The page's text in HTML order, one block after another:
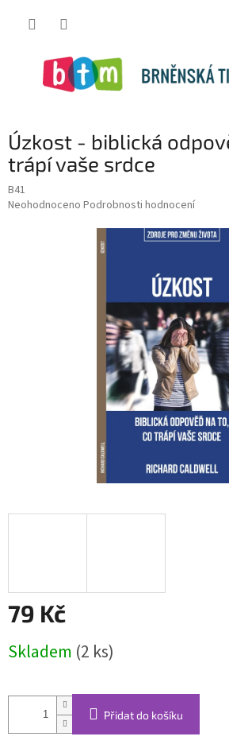
Úzkost - biblická
trápí vaše srdce
B41
Průměrné
Neohodnoceno Podrobnosti hodnocení
79 Kč
cena:
Skladem (2 ks)
Přidat do košíku